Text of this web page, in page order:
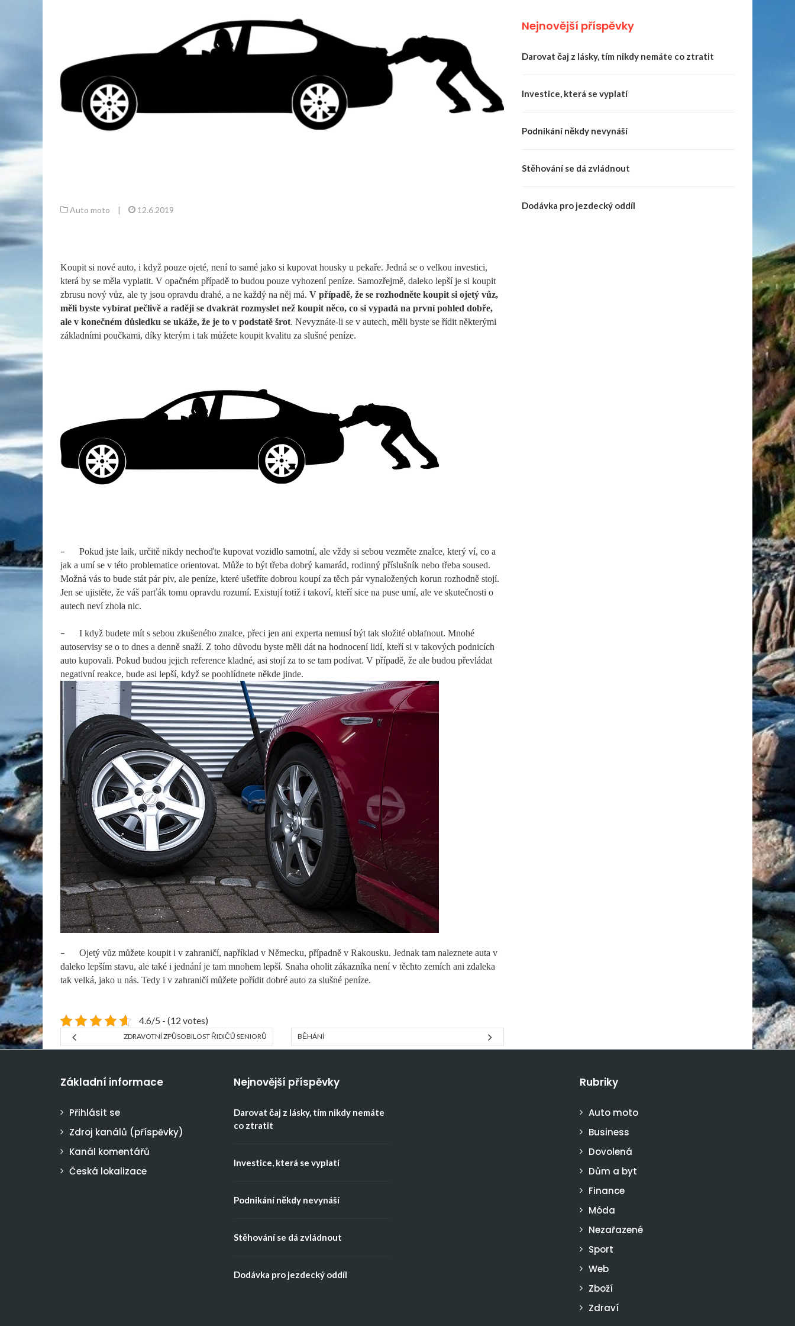
Auto moto | 12.6.2019
Koupit si nové auto, i když pouze ojeté, není to samé jako si kupovat housky u pekaře. Jedná se o velkou investici,
která by se měla vyplatit. V opačném případě to budou pouze vyhození peníze. Samozřejmě, daleko lepší je si koupit
zbrusu nový vůz, ale ty jsou opravdu drahé, a ne každý na něj má. V případě, že se rozhodněte koupit si ojetý vůz,
měli byste vybírat pečlivě a raději se dvakrát rozmyslet než koupit něco, co si vypadá na první pohled dobře,
ale v konečném důsledku se ukáže, že je to v podstatě šrot. Nevyznáte-li se v autech, měli byste se řídit některými
základními poučkami, díky kterým i tak můžete koupit kvalitu za slušné peníze.
–
Pokud jste laik, určitě nikdy nechoďte kupovat vozidlo samotní, ale vždy si sebou vezměte znalce, který ví, co a
jak a umí se v této problematice orientovat. Může to být třeba dobrý kamarád, rodinný příslušník nebo třeba soused.
Možná vás to bude stát pár piv, ale peníze, které ušetříte dobrou koupí za těch pár vynaložených korun rozhodně stojí.
Jen se ujistěte, že váš parťák tomu opravdu rozumí. Existují totiž i takoví, kteří sice na puse umí, ale ve skutečnosti o
autech neví zhola nic.
–
I když budete mít s sebou zkušeného znalce, přeci jen ani experta nemusí být tak složité oblafnout. Mnohé
autoservisy se o to dnes a denně snaží. Z toho důvodu byste měli dát na hodnocení lidí, kteří si v takových podnicích
auto kupovali. Pokud budou jejich reference kladné, asi stojí za to se tam podívat. V případě, že ale budou převládat
negativní reakce, bude asi lepší, když se poohlídnete někde jinde.
–
Ojetý vůz můžete koupit i v zahraničí, například v Německu, případně v Rakousku. Jednak tam naleznete auta v
daleko lepším stavu, ale také i jednání je tam mnohem lepší. Snaha oholit zákazníka není v těchto zemích ani zdaleka
tak velká, jako u nás. Tedy i v zahraničí můžete pořídit dobré auto za slušné peníze.
4.6/5 - (12 votes)
ZDRAVOTNÍ ZPŮSOBILOST ŘIDIČŮ SENIORŮ BĚHÁNÍ
Nejnovější příspěvky
Darovat čaj z lásky, tím nikdy nemáte co ztratit
Investice, která se vyplatí
Podnikání někdy nevynáší
Stěhování se dá zvládnout
Dodávka pro jezdecký oddíl
Základní informace
Přihlásit se
Zdroj kanálů (příspěvky)
Kanál komentářů
Česká lokalizace
Nejnovější příspěvky
Darovat čaj z lásky, tím nikdy nemáte
co ztratit
Investice, která se vyplatí
Podnikání někdy nevynáší
Stěhování se dá zvládnout
Dodávka pro jezdecký oddíl
Rubriky
Auto moto
Business
Dovolená
Dům a byt
Finance
Móda
Nezařazené
Sport
Web
Zboží
Zdraví